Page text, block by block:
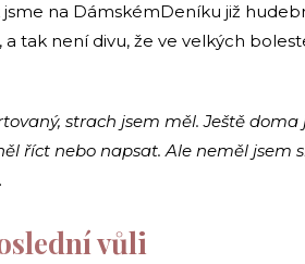
jsme na DámskémDeníku již
tak není divu, že ve velkých
strach jsem měl. Ještě doma
říct nebo napsat. Ale neměl jsem
.
vůli